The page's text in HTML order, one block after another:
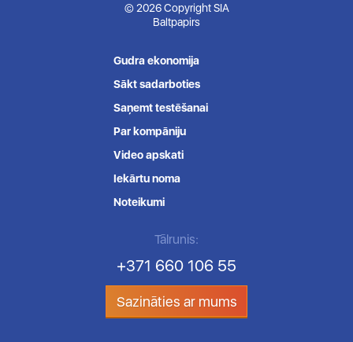
© 2026 Copyright SIA
Baltpapirs
Gudra ekonomija
Sākt sadarboties
Saņemt testēšanai
Par kompāniju
Video apskati
Iekārtu noma
Noteikumi
Tālrunis:
+371 660 106 55
Sazināties ar mums